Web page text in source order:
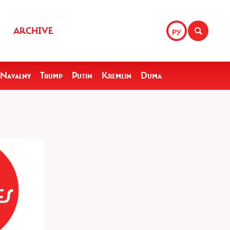
РУ
ARCHIVE
Navalny Trump Putin Kremlin Duma